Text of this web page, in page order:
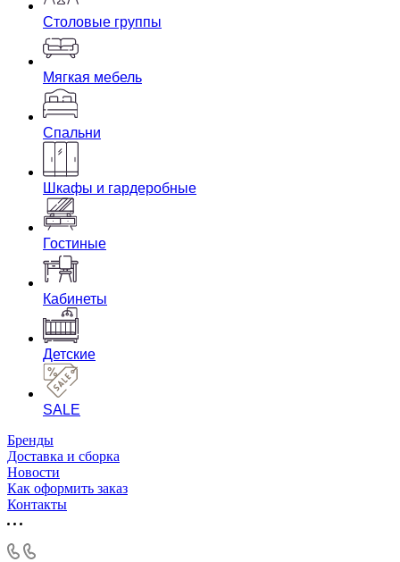
Столовые группы
Мягкая мебель
Спальни
Шкафы и гардеробные
Гостиные
Кабинеты
Детские
SALE
Бренды
Доставка и сборка
Новости
Как оформить заказ
Контакты